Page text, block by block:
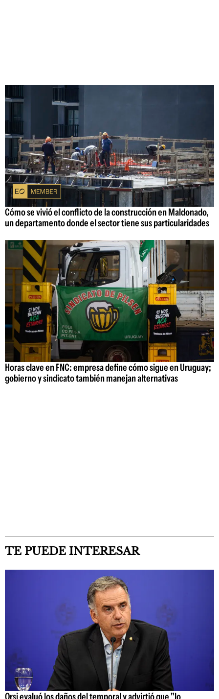
Cómo se vivió el conflicto de la construcción en Maldonado,
un departamento donde el sector tiene sus particularidades
Horas clave en FNC: empresa define cómo sigue en Uruguay;
gobierno y sindicato también manejan alternativas
TE PUEDE INTERESAR